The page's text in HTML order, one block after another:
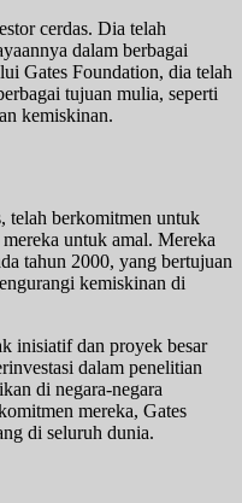
cerdas. Dia telah
dalam berbagai
Gates Foundation, dia telah
tujuan mulia, seperti
kemiskinan.
telah berkomitmen untuk
untuk amal. Mereka
tahun 2000, yang bertujuan
kemiskinan di
inisiatif dan proyek besar
dalam penelitian
di negara-negara
mereka, Gates
di seluruh dunia.